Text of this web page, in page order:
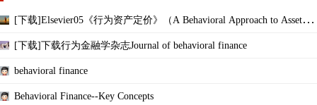
[下载]Elsevier05《行为资产定价》（A Behavioral Approach to Asset Pri
[下载]下载行为金融学杂志Journal of behavioral finance
behavioral finance
Behavioral Finance--Key Concepts